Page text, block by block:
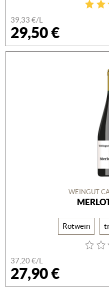
39,33 €/L
29,50 €
WEINGUT
Rotwein
37,20 €/L
27,90 €